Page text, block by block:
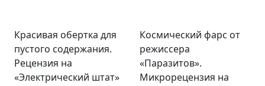
Красивая обертка для
пустого содержания.
Рецензия на
«Электрический штат»
Космический фарс от
режиссера
«Паразитов».
Микрорецензия на